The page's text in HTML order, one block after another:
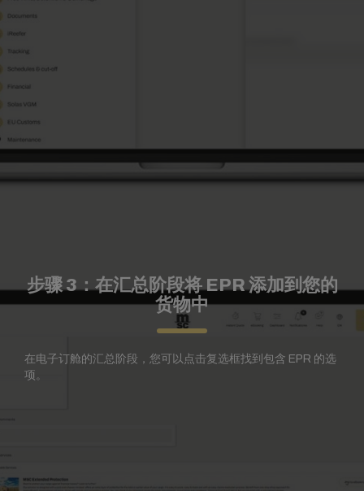
步骤 3：在汇总阶段将 EPR 添加到您的
货物中
在电子订舱的汇总阶段，您可以点击复选框找到包含 EPR 的选
项。